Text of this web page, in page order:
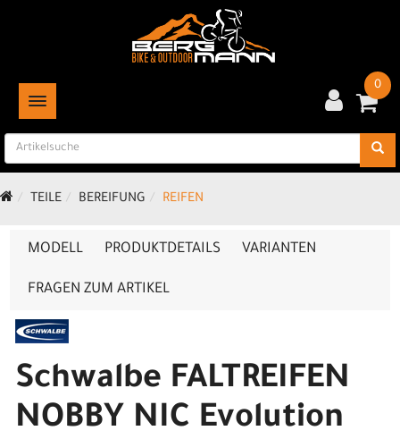
TOGGLE NAVIGATION
0
TEILE BEREIFUNG REIFEN
MODELL PRODUKTDETAILS VARIANTEN
FRAGEN ZUM ARTIKEL
Schwalbe FALTREIFEN
NOBBY NIC Evolution